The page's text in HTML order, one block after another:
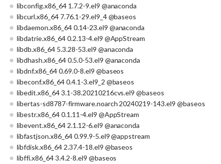
libconfig.x86_64 1.7.2-9.el9 @anaconda
libcurl.x86_64 7.76.1-29.el9_4 @baseos
libdaemon.x86_64 0.14-23.el9 @anaconda
libdatrie.x86_64 0.2.13-4.el9 @AppStream
libdb.x86_64 5.3.28-53.el9 @anaconda
libdhash.x86_64 0.5.0-53.el9 @anaconda
libdnf.x86_64 0.69.0-8.el9 @baseos
libeconf.x86_64 0.4.1-3.el9_2 @baseos
libedit.x86_64 3.1-38.20210216cvs.el9 @baseos
libertas-sd8787-firmware.noarch 20240219-143.el9 @baseos
libestr.x86_64 0.1.11-4.el9 @AppStream
libevent.x86_64 2.1.12-6.el9 @anaconda
libfastjson.x86_64 0.99.9-5.el9 @appstream
libfdisk.x86_64 2.37.4-18.el9 @baseos
libffi.x86_64 3.4.2-8.el9 @baseos